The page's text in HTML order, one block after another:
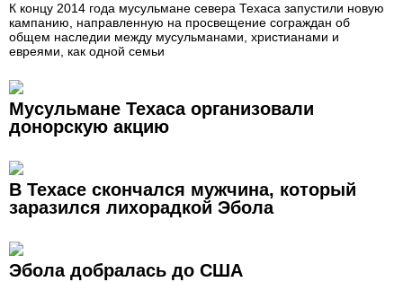
К концу 2014 года мусульмане севера Техаса запустили новую
кампанию, направленную на просвещение сограждан об
общем наследии между мусульманами, христианами и
евреями, как одной семьи
Мусульмане Техаса организовали
донорскую акцию
В Техасе скончался мужчина, который
заразился лихорадкой Эбола
Эбола добралась до США